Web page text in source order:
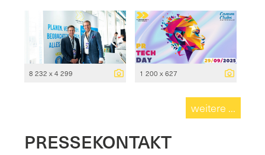
8 232 x 4 299 1 200 x 627
weitere ...
PRESSEKONTAKT